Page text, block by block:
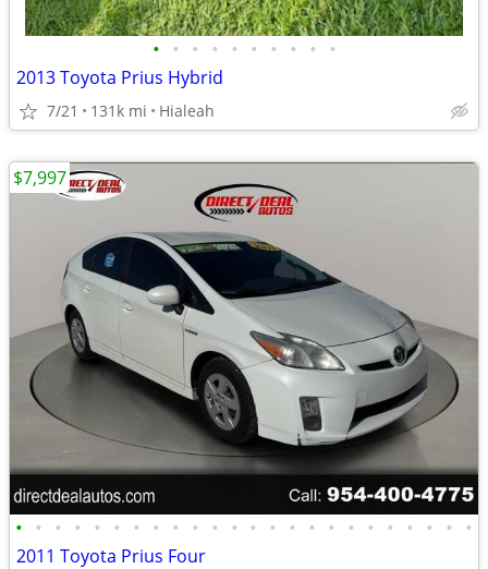
• • • • • • • • • •
2013 Toyota Prius Hybrid
7/21 131k mi Hialeah
• • • • • • • • • • • • • • • • • • • • • • • •
2011 Toyota Prius Four
$7,997